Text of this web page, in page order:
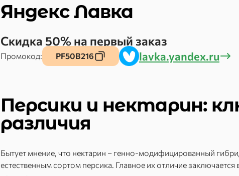
Яндекс Лавка
Скидка 50% на первый заказ
Промокод: PF50B216 lavka.yandex.ru
Персики и нектарин:
различия
Бытует мнение, что нектарин – генно-модифицированный
естественным сортом персика. Главное их отличие заключается